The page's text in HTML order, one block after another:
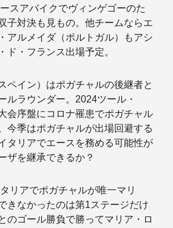
スアバイクでヴィンゲゴーのた
子対決も見もの。他チームならエ
アルメイダ（ポルトガル）もアシ
ド・フランス出場予定。
ペイン）はポガチャルの後継者と
ルラウンダー。2024ツール・
会序盤にコロナ罹患でポガチャル
今季はポガチャルが出場回避する
タリアでエースを務める可能性が
ザを継承できるか？
リアでポガチャルが唯一マリ
きなかったのは第1ステージだけ
のゴール勝負で勝ってマリア・ロ